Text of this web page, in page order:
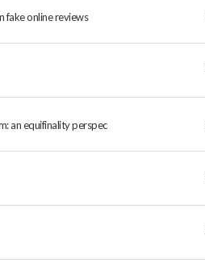
fake online reviews
an equifinality perspec